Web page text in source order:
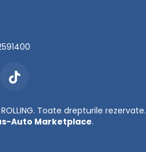
Toate drepturile rezervate.
Auto Marketplace.